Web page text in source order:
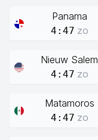
Panama
4:47 zo
Nieuw Salem
4:47 zo
Matamoros
4:47 zo